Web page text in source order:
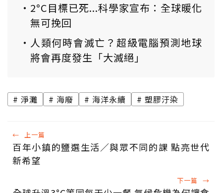
2°C目標已死...科學家宣布：全球暖化
無可挽回
人類何時會滅亡？超級電腦預測地球
將會再度發生「大滅絕」
淨灘 海廢 海洋永續 塑膠汙染
← 上一篇
百年小鎮的鹽選生活／與眾不同的課 點亮世代
新希望
下一篇 →